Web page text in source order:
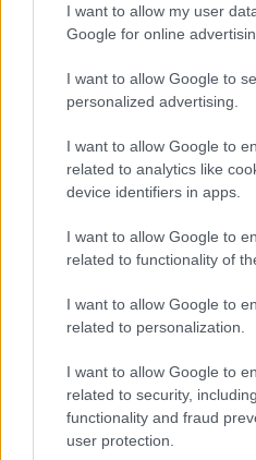
I want to allow my user
Google for online
I want to allow Google to
personalized advertising.
I want to allow Google to
related to analytics like
device identifiers in apps.
I want to allow Google to
related to functionality of
I want to allow Google to
related to personalization.
I want to allow Google to
related to security,
functionality and fraud
user protection.
A menedék méretétől és a
mennyiségétől függ, hogy
megfelelő vastagságban
teleszedett poncsóval és 1
menedékmérettel
fordulóval már
Ha már elég sok avar gyűlt
igazítsuk el egyenletesre.
ágdarabokat is
tetőn tartani.
követelmény szintjét, ha a
nem jut be fény a
szerint ugyan még nem
jól lefogja a szelet,
hőszigetelést nyújt.
Ha a borítás vastagsága